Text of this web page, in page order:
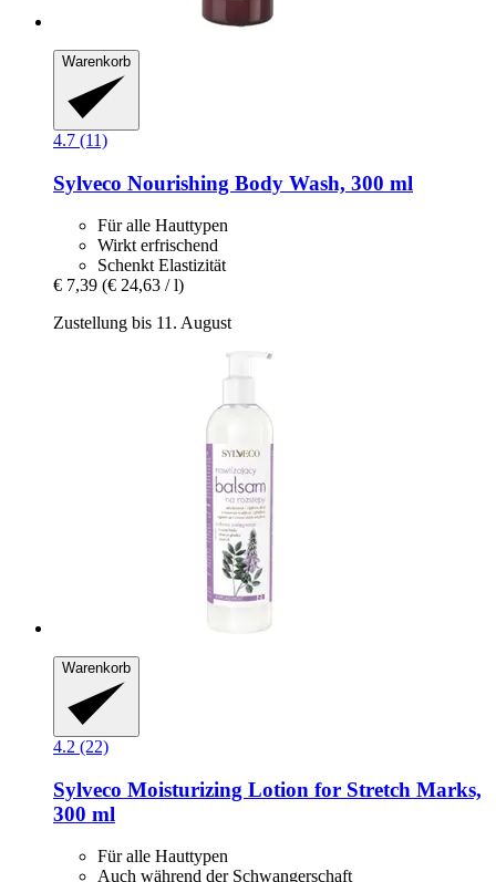
Warenkorb
4.7 (11)
Sylveco Nourishing Body Wash, 300 ml
Für alle Hauttypen
Wirkt erfrischend
Schenkt Elastizität
€ 7,39 (€ 24,63 / l)
Zustellung bis 11. August
Warenkorb
4.2 (22)
Sylveco Moisturizing Lotion for Stretch Marks,
300 ml
Für alle Hauttypen
Auch während der Schwangerschaft